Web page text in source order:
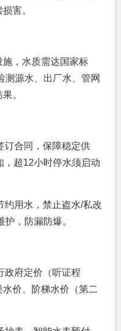
害。
，水质需达国家标
测源水、出厂水、管网
。
订合同，保障稳定供
，超12小时停水须启动
约用水，禁止盗水/私改
，防漏防爆。
政府定价（听证程
价、阶梯水价（第二